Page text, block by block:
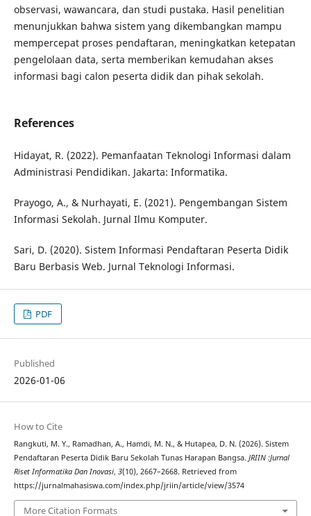
observasi, wawancara, dan studi pustaka. Hasil penelitian
menunjukkan bahwa sistem yang dikembangkan mampu
mempercepat proses pendaftaran, meningkatkan ketepatan
pengelolaan data, serta memberikan kemudahan akses
informasi bagi calon peserta didik dan pihak sekolah.
References
Hidayat, R. (2022). Pemanfaatan Teknologi Informasi dalam
Administrasi Pendidikan. Jakarta: Informatika.
Prayogo, A., & Nurhayati, E. (2021). Pengembangan Sistem
Informasi Sekolah. Jurnal Ilmu Komputer.
Sari, D. (2020). Sistem Informasi Pendaftaran Peserta Didik
Baru Berbasis Web. Jurnal Teknologi Informasi.
PDF
Published
2026-01-06
How to Cite
Rangkuti, M. Y., Ramadhan, A., Hamdi, M. N., & Hutapea, D. N. (2026). Sistem
Pendaftaran Peserta Didik Baru Sekolah Tunas Harapan Bangsa. JRIIN :Jurnal
Riset Informatika Dan Inovasi, 3(10), 2667–2668. Retrieved from
https://jurnalmahasiswa.com/index.php/jriin/article/view/3574
More Citation Formats